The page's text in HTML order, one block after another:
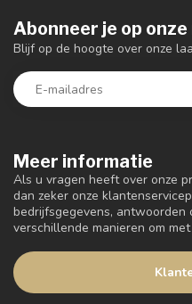
Meer informatie
Als u vragen heeft over onze
dan zeker onze
bedrijfsgegevens, antwoorden
verschillende manieren om
Abonneer je op
Blijf op de hoogte over onze